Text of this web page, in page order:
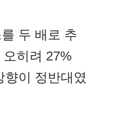
두 배로 추
히려 27%
향이 정반대였